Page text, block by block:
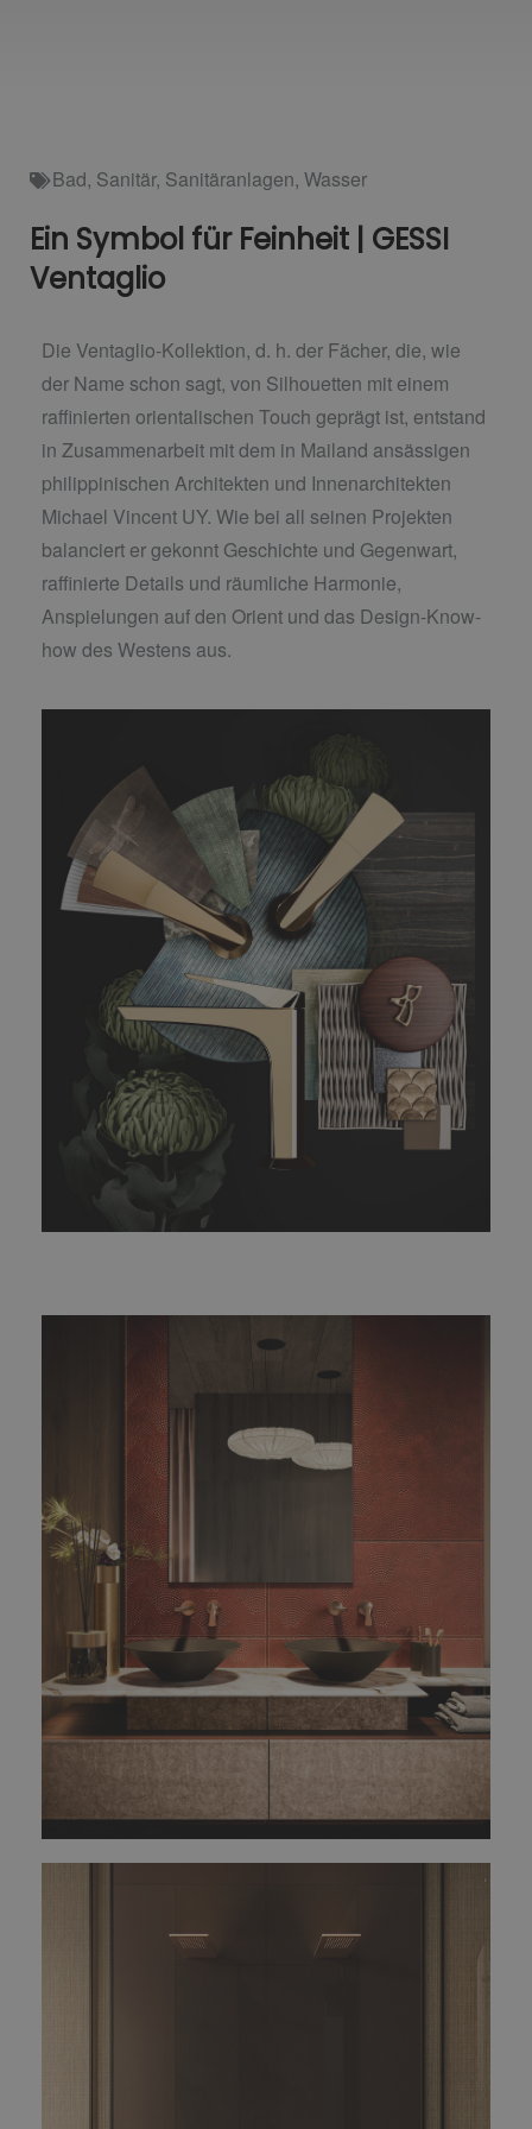
Bad, Sanitär, Sanitäranlagen, Wasser
Ein Symbol für Feinheit | GESSI
Ventaglio
Die Ventaglio-Kollektion, d. h. der Fächer, die, wie
der Name schon sagt, von Silhouetten mit einem
raffinierten orientalischen Touch geprägt ist, entstand
in Zusammenarbeit mit dem in Mailand ansässigen
philippinischen Architekten und Innenarchitekten
Michael Vincent UY. Wie bei all seinen Projekten
balanciert er gekonnt Geschichte und Gegenwart,
raffinierte Details und räumliche Harmonie,
Anspielungen auf den Orient und das Design-Know-
how des Westens aus.